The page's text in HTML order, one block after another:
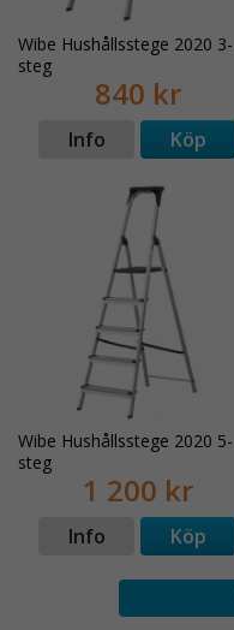
Wibe Hushållsstege 2020 3-
steg
840 kr
Info Köp
Wibe Hushållsstege 2020 5-
steg
1 200 kr
Info Köp